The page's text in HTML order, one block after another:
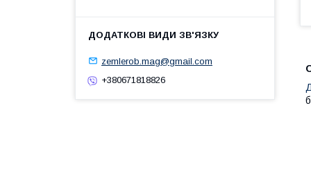
zemlerob.mag@gmail.com
+380671818826